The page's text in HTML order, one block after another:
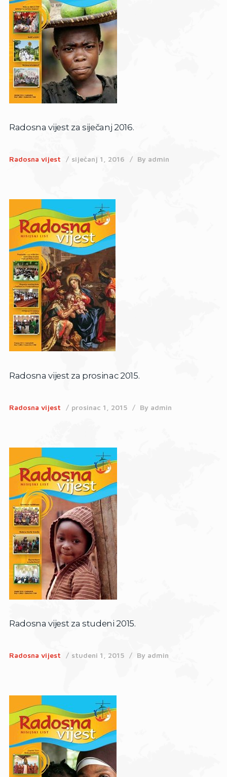
Radosna vijest za siječanj 2016.
Radosna vijest siječanj 1, 2016 By admin
Radosna vijest za prosinac 2015.
Radosna vijest prosinac 1, 2015 By admin
Radosna vijest za studeni 2015.
Radosna vijest studeni 1, 2015 By admin